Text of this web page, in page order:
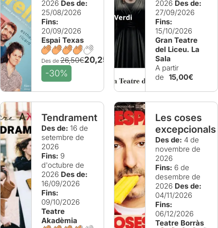
2026 Des de:
25/08/2026
Fins:
20/09/2026
Espai Texas
Des de26,50€20,25€
-30%
2026 Des de:
27/09/2026
Fins:
15/10/2026
Gran Teatre
del Liceu. La
Sala
A partir
de 15,00€
Tendrament
Des de: 16 de
setembre de
2026
Fins: 9
d'octubre de
2026 Des de:
16/09/2026
Fins:
09/10/2026
Teatre
Akadèmia
Les coses
excepcionals
Des de: 4 de
novembre de
2026
Fins: 6 de
desembre de
2026 Des de:
04/11/2026
Fins:
06/12/2026
Teatre Borràs